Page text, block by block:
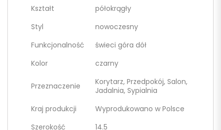
Kształt
półokrągły
Styl
nowoczesny
Funkcjonalność
świeci góra dół
Kolor
czarny
Przeznaczenie
Korytarz, Przedpokój, Salon,
Jadalnia, Sypialnia
Kraj produkcji
Wyprodukowano w Polsce
Szerokość
14.5